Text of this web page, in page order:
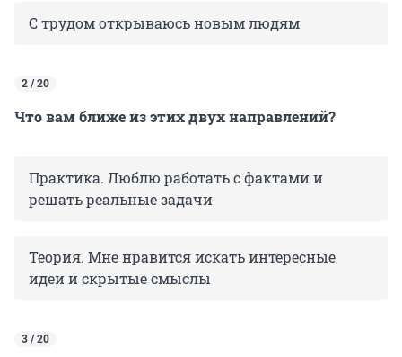
С трудом открываюсь новым людям
2 / 20
Что вам ближе из этих двух направлений?
Практика. Люблю работать с фактами и
решать реальные задачи
Теория. Мне нравится искать интересные
идеи и скрытые смыслы
3 / 20